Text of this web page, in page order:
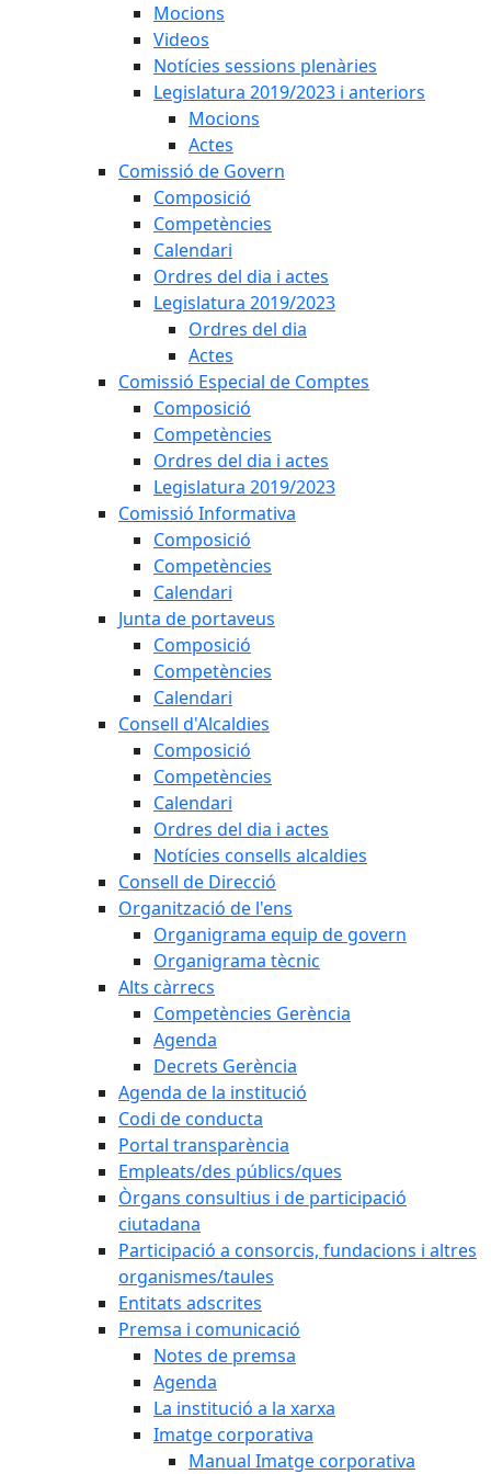
Mocions
Videos
Notícies sessions plenàries
Legislatura 2019/2023 i anteriors
Mocions
Actes
Comissió de Govern
Composició
Competències
Calendari
Ordres del dia i actes
Legislatura 2019/2023
Ordres del dia
Actes
Comissió Especial de Comptes
Composició
Competències
Ordres del dia i actes
Legislatura 2019/2023
Comissió Informativa
Composició
Competències
Calendari
Junta de portaveus
Composició
Competències
Calendari
Consell d'Alcaldies
Composició
Competències
Calendari
Ordres del dia i actes
Notícies consells alcaldies
Consell de Direcció
Organització de l'ens
Organigrama equip de govern
Organigrama tècnic
Alts càrrecs
Competències Gerència
Agenda
Decrets Gerència
Agenda de la institució
Codi de conducta
Portal transparència
Empleats/des públics/ques
Òrgans consultius i de participació
ciutadana
Participació a consorcis, fundacions i altres
organismes/taules
Entitats adscrites
Premsa i comunicació
Notes de premsa
Agenda
La institució a la xarxa
Imatge corporativa
Manual Imatge corporativa